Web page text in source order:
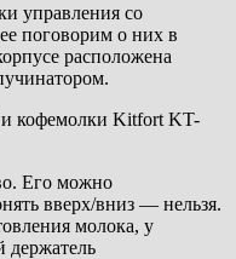
управления со
поговорим о них в
расположена
Его можно
вверх/вниз — нельзя.
молока, у
держатель